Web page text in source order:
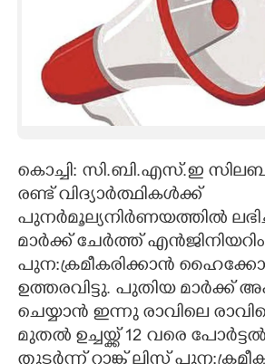
ASTRO
CARTOONS
LITERATURE
ZOOM
CONTACT US
കൊച്ചി: സി.ബി.എസ്.ഇ
രണ്ട് വിദ്യാർത്ഥികൾക്ക്
പുനർമൂല്യനിർണയത്തിൽ
മാർക്ക് ചേർത്ത് എൻജിനിയറിംഗ്
പുന:ക്രമീകരിക്കാൻ
ഉത്തരവിട്ടു. പുതിയ മാർക്ക്
ചെയ്യാൻ ഇന്നു രാവിലെ
മുതൽ ഉച്ചയ്ക്ക് 12 വരെ